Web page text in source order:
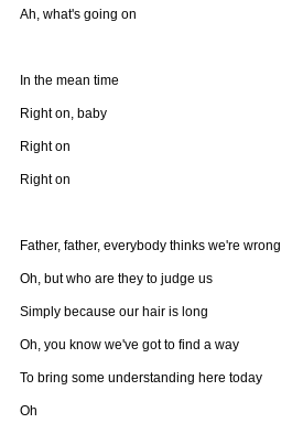
Ah, what's going on
In the mean time
Right on, baby
Right on
Right on
Father, father, everybody thinks we're wrong
Oh, but who are they to judge us
Simply because our hair is long
Oh, you know we've got to find a way
To bring some understanding here today
Oh